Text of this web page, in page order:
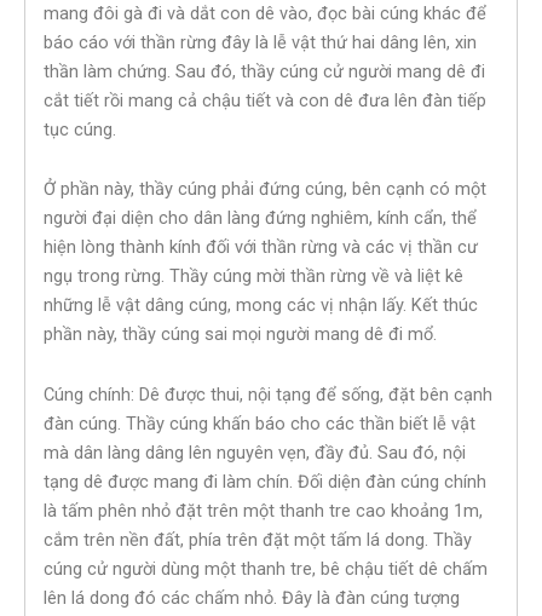
mang đôi gà đi và dắt con dê vào, đọc bài cúng khác để
báo cáo với thần rừng đây là lễ vật thứ hai dâng lên, xin
thần làm chứng. Sau đó, thầy cúng cử người mang dê đi
cắt tiết rồi mang cả chậu tiết và con dê đưa lên đàn tiếp
tục cúng.
Ở phần này, thầy cúng phải đứng cúng, bên cạnh có một
người đại diện cho dân làng đứng nghiêm, kính cẩn, thể
hiện lòng thành kính đối với thần rừng và các vị thần cư
ngụ trong rừng. Thầy cúng mời thần rừng về và liệt kê
những lễ vật dâng cúng, mong các vị nhận lấy. Kết thúc
phần này, thầy cúng sai mọi người mang dê đi mổ.
Cúng chính: Dê được thui, nội tạng để sống, đặt bên cạnh
đàn cúng. Thầy cúng khấn báo cho các thần biết lễ vật
mà dân làng dâng lên nguyên vẹn, đầy đủ. Sau đó, nội
tạng dê được mang đi làm chín. Đối diện đàn cúng chính
là tấm phên nhỏ đặt trên một thanh tre cao khoảng 1m,
cắm trên nền đất, phía trên đặt một tấm lá dong. Thầy
cúng cử người dùng một thanh tre, bê chậu tiết dê chấm
lên lá dong đó các chấm nhỏ. Đây là đàn cúng tượng